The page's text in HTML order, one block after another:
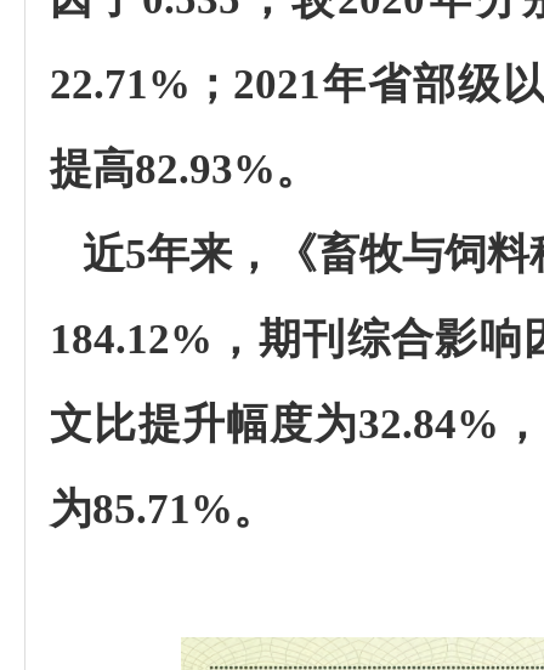
22.71%；2021年省部级
提高82.93%。
近5年来，《畜牧与饲
184.12% ，期刊综合影响
文比提升幅度为32.84% ，
为85.71%。